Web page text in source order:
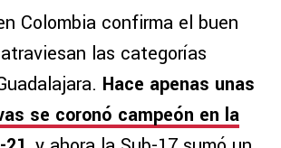
Colombia confirma el buen
las categorías
Hace apenas unas
se coronó campeón en la